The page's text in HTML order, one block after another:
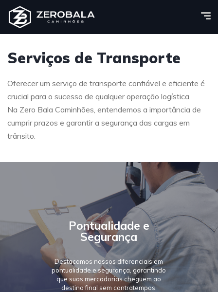
Serviços de Transporte
Oferecer um serviço de transporte confiável e eficiente é
crucial para o sucesso de qualquer operação logística.
Na Zero Bala Caminhões, entendemos a importância de
cumprir prazos e garantir a segurança das cargas em
trânsito.
Pontualidade e
Segurança
Destacamos nossos diferenciais em
pontualidade e segurança, garantindo
que suas mercadorias cheguem ao
destino final sem contratempos.